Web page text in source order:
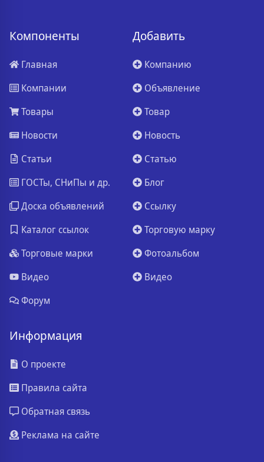
Компоненты
Главная
Компании
Товары
Новости
Статьи
ГОСТы, СНиПы и др.
Доска объявлений
Каталог ссылок
Торговые марки
Видео
Форум
Добавить
Компанию
Объявление
Товар
Новость
Статью
Блог
Ссылку
Торговую марку
Фотоальбом
Видео
Информация
О проекте
Правила сайта
Обратная связь
Реклама на сайте